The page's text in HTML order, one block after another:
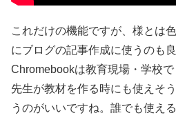
これだけの機能ですが、様とは
にブログの記事作成に使うのも良
Chromebookは教育現場・学校で
先生が教材を作る時にも使えそ
うのがいいですね。誰でも使え